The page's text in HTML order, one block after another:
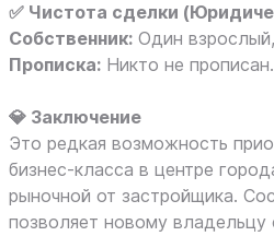
✅ Чистота сделки
Собственник: Один
Прописка: Никто не прописан.
💎 Заключение
Это редкая возможность
бизнес-класса в центре
рыночной от застройщика.
позволяет новому владельцу